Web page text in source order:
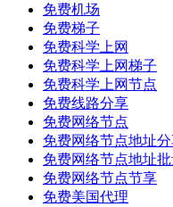
免费机场
免费梯子
免费科学上网
免费科学上网梯子
免费科学上网节点
免费线路分享
免费网络节点
免费网络节点地址
免费网络节点地址
免费网络节点节享
免费美国代理